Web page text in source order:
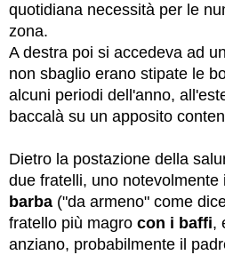
quotidiana necessità per le
zona.
A destra poi si accedeva ad
non sbaglio erano stipate le
alcuni periodi dell'anno,
baccalà su un apposito
Dietro la postazione della
due fratelli, uno notevolmente
barba ("da armeno" come
fratello più magro con i baffi,
anziano, probabilmente il